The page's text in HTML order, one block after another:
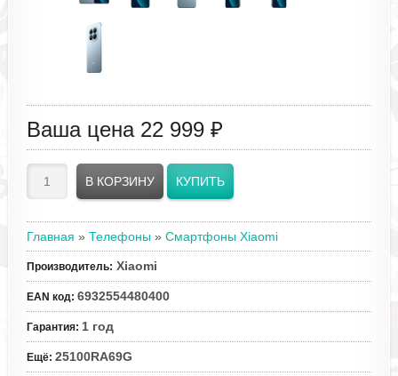
Ваша цена 22 999 ₽
Главная » Телефоны » Смартфоны Xiaomi
Производитель: Xiaomi
EAN код: 6932554480400
Гарантия: 1 год
Ещё: 25100RA69G